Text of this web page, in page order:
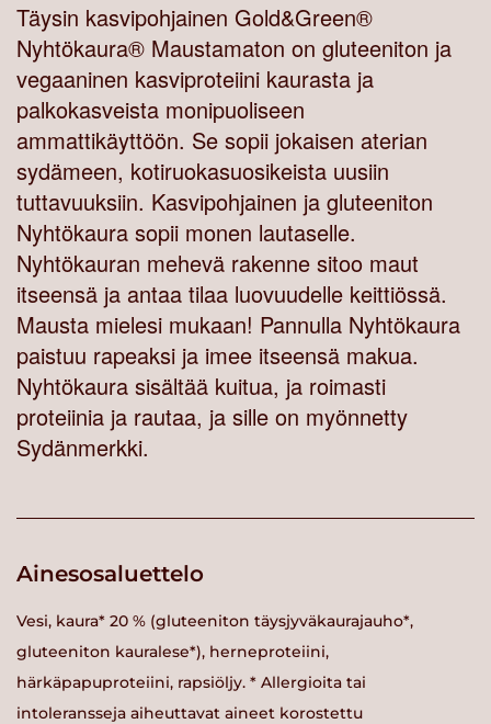
Täysin kasvipohjainen Gold&Green®
Nyhtökaura® Maustamaton on gluteeniton ja
vegaaninen kasviproteiini kaurasta ja
palkokasveista monipuoliseen
ammattikäyttöön. Se sopii jokaisen aterian
sydämeen, kotiruokasuosikeista uusiin
tuttavuuksiin. Kasvipohjainen ja gluteeniton
Nyhtökaura sopii monen lautaselle.
Nyhtökauran mehevä rakenne sitoo maut
itseensä ja antaa tilaa luovuudelle keittiössä.
Mausta mielesi mukaan! Pannulla Nyhtökaura
paistuu rapeaksi ja imee itseensä makua.
Nyhtökaura sisältää kuitua, ja roimasti
proteiinia ja rautaa, ja sille on myönnetty
Sydänmerkki.
Ainesosaluettelo
Vesi, kaura* 20 % (gluteeniton täysjyväkaurajauho*,
gluteeniton kauralese*), herneproteiini,
härkäpapuproteiini, rapsiöljy. * Allergioita tai
intoleransseja aiheuttavat aineet korostettu